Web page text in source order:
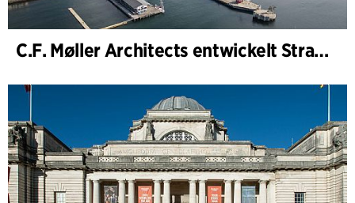
C.F. Møller Architects entwickelt Strategie für „Knutepunkt Larvik und Indre Havn“